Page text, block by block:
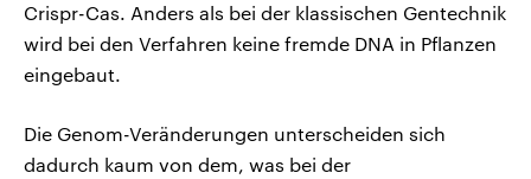
Crispr-Cas. Anders als bei der klassischen Gentechnik
wird bei den Verfahren keine fremde DNA in Pflanzen
eingebaut.
Die Genom-Veränderungen unterscheiden sich
dadurch kaum von dem, was bei der